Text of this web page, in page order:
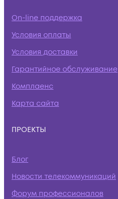
On-line поддержка
Условия оплаты
Условия доставки
Гарантийное обслуживание
Комплаенс
Карта сайта
ПРОЕКТЫ
Блог
Новости телекоммуникаций
Форум профессионалов